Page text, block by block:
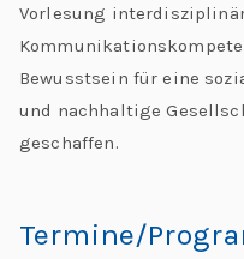
Vorlesung
Bewusstsein für eine
und nachhaltige
geschaffen.
Termine/